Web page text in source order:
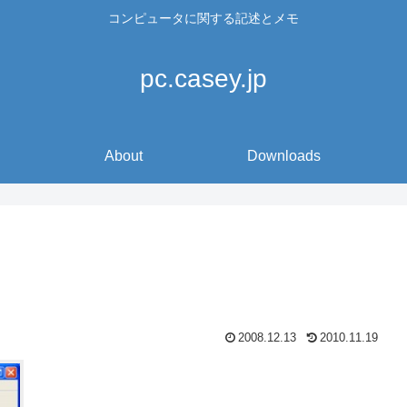
コンピュータに関する記述とメモ
pc.casey.jp
About Downloads
2008.12.13 2010.11.19